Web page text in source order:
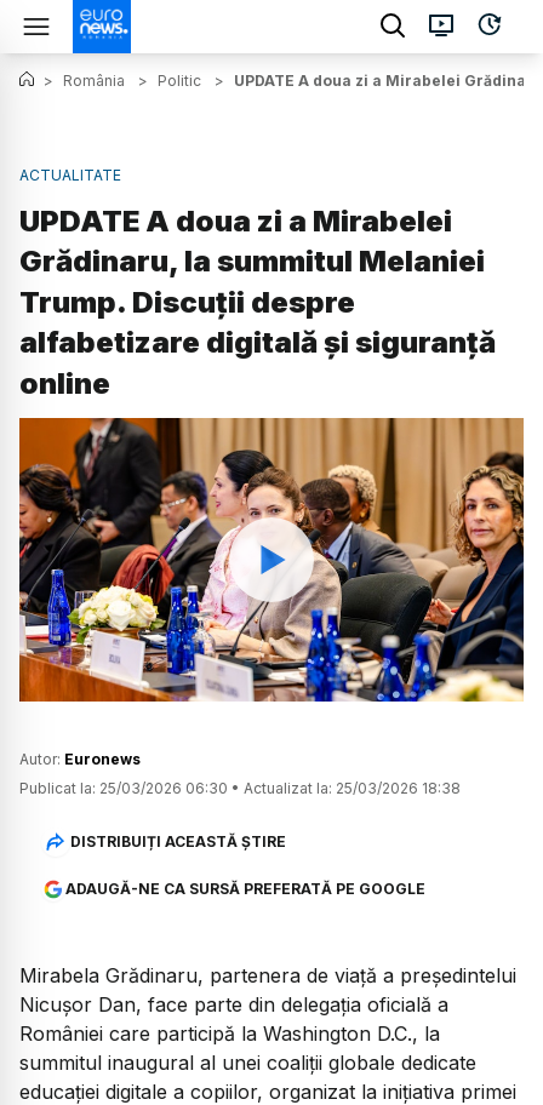
> România > Politic > UPDATE A doua zi a Mirabelei
ACTUALITATE
UPDATE A doua zi a Mirabelei
Grădinaru, la summitul Melaniei
Trump. Discuții despre
alfabetizare digitală și siguranță
online
Watch
Autor: Euronews
Publicat la: 25/03/2026 06:30 • Actualizat la: 25/03/2026 18:38
DISTRIBUIȚI ACEASTĂ ȘTIRE
ADAUGĂ-NE CA SURSĂ PREFERATĂ PE GOOGLE
Mirabela Grădinaru, partenera de viață a președintelui
Nicușor Dan, face parte din delegaţia oficială a
României care participă la Washington D.C., la
summitul inaugural al unei coaliţii globale dedicate
educaţiei digitale a copiilor, organizat la iniţiativa primei